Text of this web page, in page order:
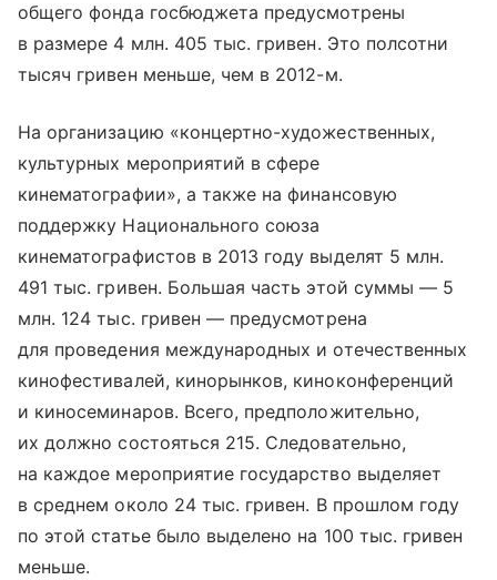
общего фонда госбюджета предусмотрены
в размере 4 млн. 405 тыс. гривен. Это полсотни
тысяч гривен меньше, чем в 2012-м.
На организацию «концертно-художественных,
культурных мероприятий в сфере
кинематографии», а также на финансовую
поддержку Национального союза
кинематографистов в 2013 году выделят 5 млн.
491 тыс. гривен. Большая часть этой суммы — 5
млн. 124 тыс. гривен — предусмотрена
для проведения международных и отечественных
кинофестивалей, кинорынков, киноконференций
и киносеминаров. Всего, предположительно,
их должно состояться 215. Следовательно,
на каждое мероприятие государство выделяет
в среднем около 24 тыс. гривен. В прошлом году
по этой статье было выделено на 100 тыс. гривен
меньше.